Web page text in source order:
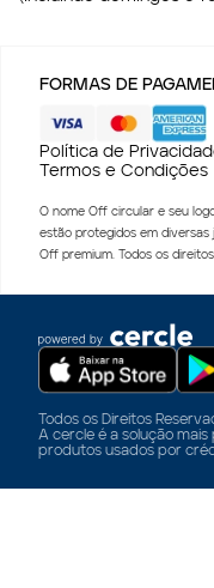
FORMAS DE
Política de
Termos e Condições
O nome Off circular e seu
estão protegidos em diversas
Off premium. Todos os
Todos os Direitos
A cercle é a solução
produtos usados por